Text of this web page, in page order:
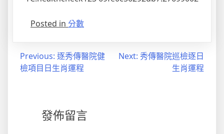
Posted in 分數
Previous: 逐秀傳醫院健
檢項目日生肖運程
Next: 秀傳醫院巡檢逐日
生肖運程
發佈留言